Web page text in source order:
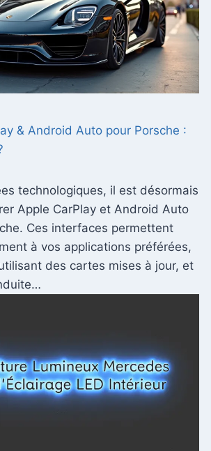
& Android Auto pour Porsche :
technologiques, il est désormais
Apple CarPlay et Android Auto
Ces interfaces permettent
à vos applications préférées,
des cartes mises à jour, et